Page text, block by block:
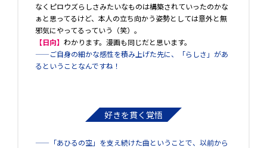
なくピロウズらしさみたいなものは構築されていったのかな
ぁと思ってるけど、本人の立ち向かう姿勢としては意外と無
邪気にやってるっていう（笑）。
【日向】わかります。漫画も同じだと思います。
――ご自身の細かな感性を積み上げた先に、「らしさ」があ
るということなんですね！
好きを貫く覚悟
――「あひるの空」を支え続けた曲ということで、以前から